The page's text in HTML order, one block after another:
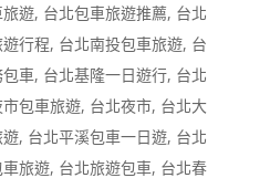
遊, 台北包車旅遊推薦, 台北
行程, 台北南投包車旅遊, 台
車, 台北基隆一日遊行, 台北
包車旅遊, 台北夜市, 台北大
, 台北平溪包車一日遊, 台北
旅遊, 台北旅遊包車, 台北春